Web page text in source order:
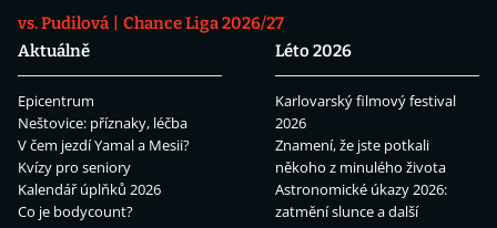
vs. Pudilová
Chance Liga 2026/27
Aktuálně
Epicentrum
Neštovice: příznaky, léčba
V čem jezdí Yamal a Mesii?
Kvízy pro seniory
Kalendář úplňků 2026
Co je bodycount?
Léto 2026
Karlovarský filmový festival
2026
Znamení, že jste potkali
někoho z minulého života
Astronomické úkazy 2026:
zatmění slunce a další